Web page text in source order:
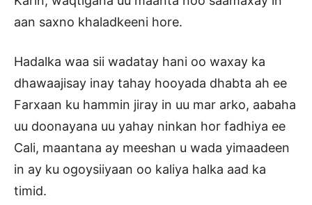
aan saxno khaladkeeni hore.
Hadalka waa sii wadatay hani oo waxay ka
dhawaajisay inay tahay hooyada dhabta ah ee
Farxaan ku hammin jiray in uu mar arko, aabaha
uu doonayana uu yahay ninkan hor fadhiya ee
Cali, maantana ay meeshan u wada yimaadeen
in ay ku ogoysiiyaan oo kaliya halka aad ka
timid.